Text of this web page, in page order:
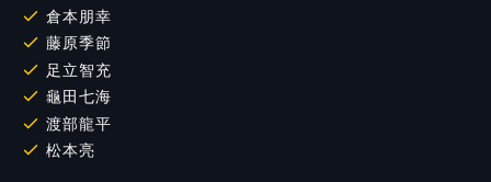
倉本朋幸
藤原季節
足立智充
龜田七海
渡部龍平
松本亮